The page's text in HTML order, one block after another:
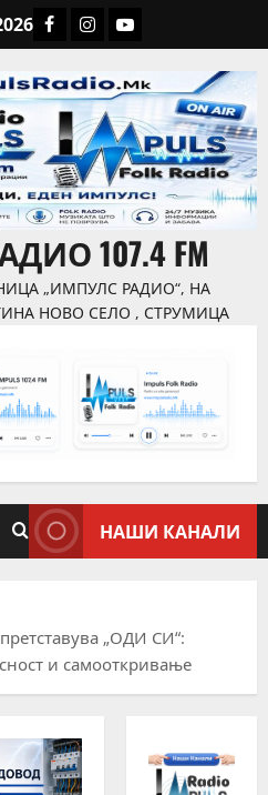
107.4 FM
„ИМПУЛС РАДИО“, НА
НОВО СЕЛО , СТРУМИЦА
НАШИ КАНАЛИ
„ОДИ СИ“:
и самооткривање